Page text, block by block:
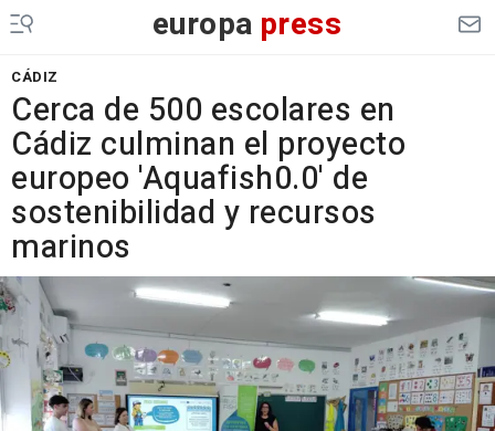
europa press
CÁDIZ
Cerca de 500 escolares en
Cádiz culminan el proyecto
europeo 'Aquafish0.0' de
sostenibilidad y recursos
marinos